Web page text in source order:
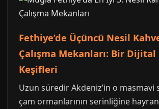
Fethiye’de Üçüncü Nesil
Çalışma Mekanları: Bir Dijital
Keşifleri
Uzun süredir Akdeniz’in o masmavi
çam ormanlarının serinliğine